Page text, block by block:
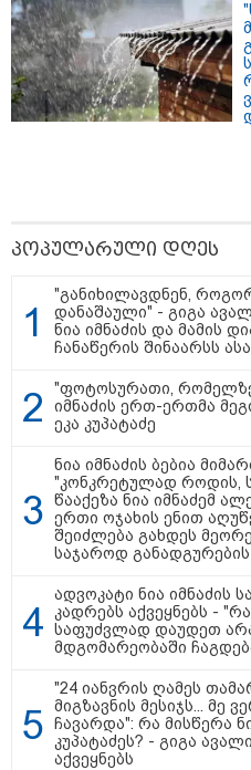
და
კატეგორიის ყველა
ს
პოპულარული დღეს
"განიხილავდნენ,
დანაშაული" - გიგა
ნია იმნაძის და მამის
ჩანაწერის შინაარსს
"ფოტოსურათი,
იმნაძის ერთ-ერთმა
ეკა კუპატაძე
ნია იმნაძის ბებია
"კონკრეტულად როდის,
წააქეზა ნია იმნაძემ
ერთი ოჯახის ენით
შეიძლება გახდეს
საჯაროდ
ადვოკატი ნია იმნაძის
კადრებს აქვეყნებს -
საფუძვლად დაუდეთ
მდგომარეობაში
"24 იანვრის ღამეს
მიგზავნის მესიჯს... მე
ჩავარდა": რა მისწერა
კუპატაძეს? - გიგა
აქვეყნებს